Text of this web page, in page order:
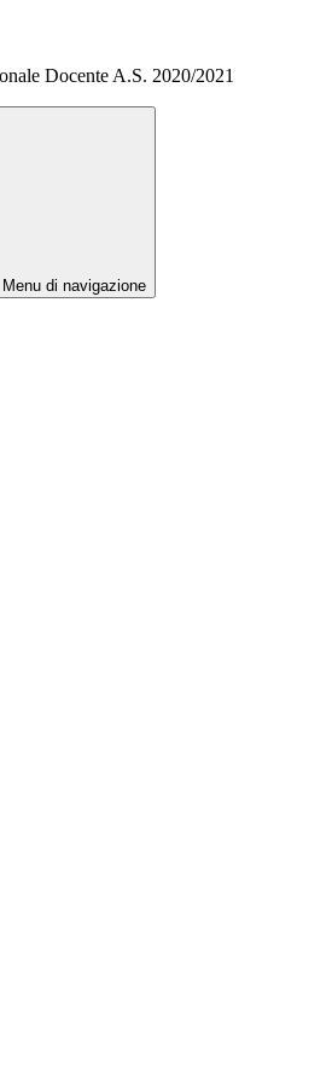
Docente A.S. 2020/2021
Menu di navigazione